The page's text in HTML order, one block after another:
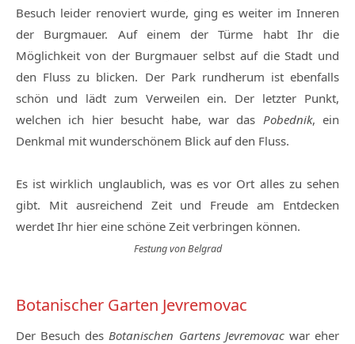
Besuch leider renoviert wurde, ging es weiter im Inneren
der Burgmauer. Auf einem der Türme habt Ihr die
Möglichkeit von der Burgmauer selbst auf die Stadt und
den Fluss zu blicken. Der Park rundherum ist ebenfalls
schön und lädt zum Verweilen ein. Der letzter Punkt,
welchen ich hier besucht habe, war das Pobednik, ein
Denkmal mit wunderschönem Blick auf den Fluss.
Es ist wirklich unglaublich, was es vor Ort alles zu sehen
gibt. Mit ausreichend Zeit und Freude am Entdecken
werdet Ihr hier eine schöne Zeit verbringen können.
Festung von Belgrad
Botanischer Garten Jevremovac
Der Besuch desBotanischen Gartens Jevremovacwar eher